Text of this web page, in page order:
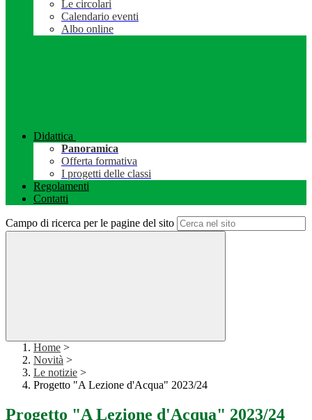
Le circolari
Calendario eventi
Albo online
Didattica
Panoramica
Offerta formativa
I progetti delle classi
Regolamenti
Contatti
Campo di ricerca per le pagine del sito
Home >
Novità >
Le notizie >
Progetto "A Lezione d'Acqua" 2023/24
Progetto "A Lezione d'Acqua" 2023/24